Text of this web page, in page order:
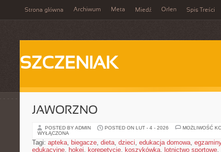
Strona główna Archiwum Meta Miedź Orlen Spis Treści
SZCZENIAK
JAWORZNO
POSTED BY ADMIN POSTED ON LUT - 4 - 2026
MOŻLIWOŚĆ
WYŁĄCZONA
Tagi: apteka, biegacze, dieta, dzieci, edukacja domowa, egzaminy
edukacyjne, hokej, korepetycje, koszykówka, lotnictwo sportowe,